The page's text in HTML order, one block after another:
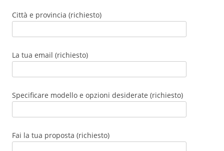
Città e provincia (richiesto)
La tua email (richiesto)
Specificare modello e opzioni desiderate (richiesto)
Fai la tua proposta (richiesto)